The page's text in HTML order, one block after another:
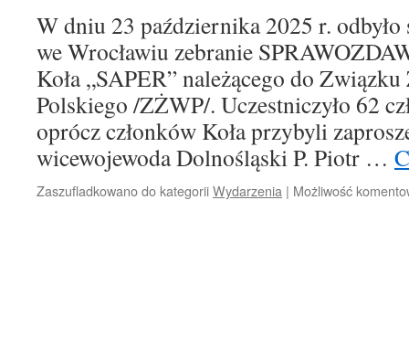
W dniu 23 października 2025 r.
we Wrocławiu zebranie
Koła „SAPER” należącego do
Polskiego /ZŻWP/. Uczestniczyło 62
oprócz członków Koła przybyli
wicewojewoda Dolnośląski P. Piotr …
Zaszufladkowano do kategoriiWydarzenia | Możliwość